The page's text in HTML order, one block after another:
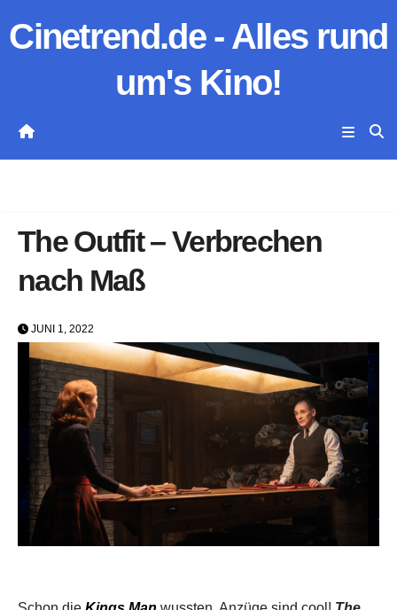
Inhalt
Cinetrend.de - Alles rund
um's Kino!
The Outfit – Verbrechen
nach Maß
JUNI 1, 2022